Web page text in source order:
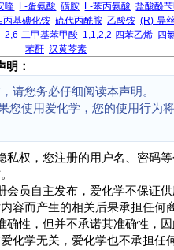
喹 L-蛋氨酸 磺胺 L-苯丙氨酸 盐酸酚
丙基碘化铵 硫代丙酰胺 乙酸铵 (R)-异
2,6-二甲基苯甲酸 1,1,2,2-四苯乙烯 四
苯酐 汉黄芩素
：
请您务必仔细阅读本声明。
您使用爱化学，您的使用行为
私权，您注册的用户名、密码
会员自主发布，爱化学不保证
容而产生的相关后果承担任何
确性，但并不承诺其准确性，
化学无关，爱化学也不承担任